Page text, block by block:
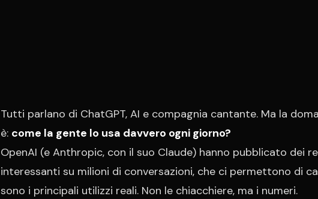
Tutti parlano di ChatGPT, AI e compagnia cantante. Ma la
è: come la gente lo usa davvero ogni giorno?
OpenAI (e Anthropic, con il suo Claude) hanno pubblicato dei
interessanti su milioni di conversazioni, che ci permettono di
sono i principali utilizzi reali. Non le chiacchiere, ma i numeri.